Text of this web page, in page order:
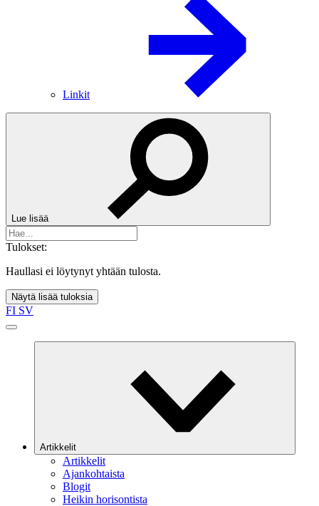
Linkit
Lue lisää
Tulokset:
Haullasi ei löytynyt yhtään tulosta.
Näytä lisää tuloksia
FI SV
Artikkelit
Artikkelit
Ajankohtaista
Blogit
Heikin horisontista